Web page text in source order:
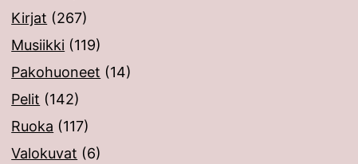
Kirjat (267)
Musiikki (119)
Pakohuoneet (14)
Pelit (142)
Ruoka (117)
Valokuvat (6)